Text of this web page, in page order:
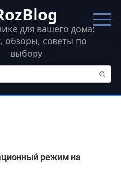
для вашего дома:
обзоры, советы по
выбору
режим на